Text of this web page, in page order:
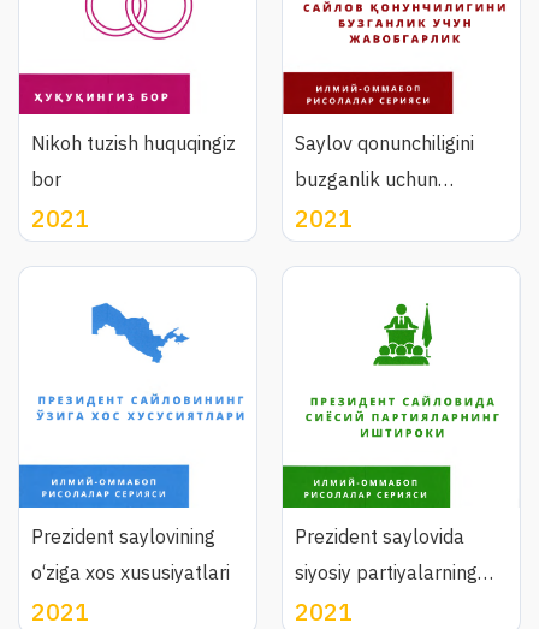
Nikoh tuzish huquqingiz
bor
2021
Saylov qonunchiligini
buzganlik uchun
javobgarlik
2021
Prezident saylovining
o‘ziga xos xususiyatlari
2021
Prezident saylovida
siyosiy partiyalarning
ishtiroki
2021